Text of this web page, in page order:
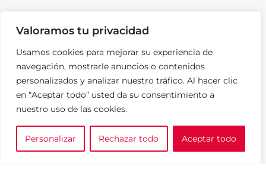
Valoramos tu privacidad
Usamos cookies para mejorar su experiencia de
navegación, mostrarle anuncios o contenidos
personalizados y analizar nuestro tráfico. Al hacer clic
en “Aceptar todo” usted da su consentimiento a
nuestro uso de las cookies.
Personalizar Rechazar todo Aceptar todo
Distribuidores
FAQ
Contacto
Noticias
LEGAL
0